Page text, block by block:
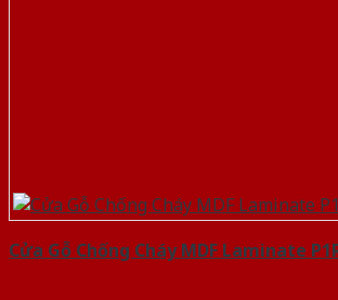
Cửa Gỗ Chống Cháy MDF Laminate